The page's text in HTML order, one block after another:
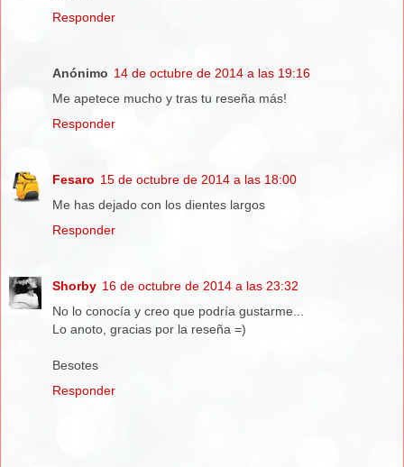
Responder
Anónimo 14 de octubre de 2014 a las 19:16
Me apetece mucho y tras tu reseña más!
Responder
Fesaro 15 de octubre de 2014 a las 18:00
Me has dejado con los dientes largos
Responder
Shorby 16 de octubre de 2014 a las 23:32
No lo conocía y creo que podría gustarme...
Lo anoto, gracias por la reseña =)
Besotes
Responder